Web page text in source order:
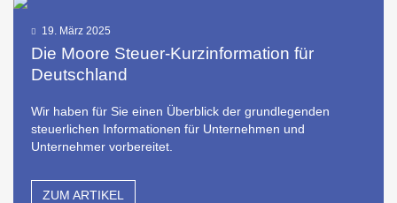
19. März 2025
Die Moore Steuer-Kurzinformation für
Deutschland
Wir haben für Sie einen Überblick der grundlegenden
steuerlichen Informationen für Unternehmen und
Unternehmer vorbereitet.
ZUM ARTIKEL